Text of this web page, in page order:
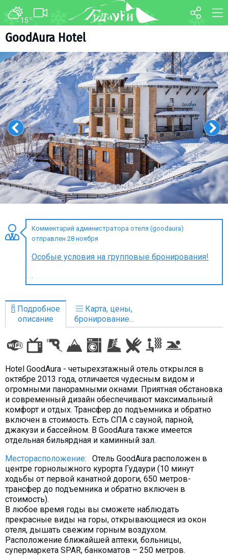
15°C
GoodAura Hotel
Комментарий администратора отеля (goodaura)
отправлен 28 ноября
Особые условия на групповые бронирования!
.
Подробное
описание
Карта, цены,
бронирование...
Hotel GoodAura - четырехэтажный отель открылся в
октябре 2013 года, отличается чудесным видом и
огромными панорамными окнами. Приятная обстановка
и современный дизайн обеспечивают максимальный
комфорт и отдых. Трансфер до подъемника и обратно
включен в стоимость. Есть СПА с сауной, парной,
джакузи и бассейном. В GoodAura также имеется
отдельная бильярдная и каминный зал.
Месторасположение:
Отель GoodAura расположен в
центре горнолыжного курорта Гудаури (10 минут
ходьбы от первой канатной дороги, 650 метров-
трансфер до подъемника и обратно включен в
стоимость).
В любое время годы вы сможете наблюдать
прекрасные виды на горы, открывающиеся из окон
отеля, дышать свежим горным воздухом.
Расположение ближайшей аптеки, больницы,
супермаркета SPAR, банкоматов – 250 метров.
ФОРУМ
WEBCAM
ТРАНСФЕР
О курорте
Схема трасс
Ски-пасс
Инструкторы
Прокат
Ски-сервис
Дети в Гудаури
Развлечения
Календарь событий
Гудаури
INFO
ПРОЖИВАНИЕ
Квартиры
Коттеджи
%
Горячие предложения
Казбеги
Другое
ГРУЗИЯ
О Грузии
Что пить?
Деньги
Мобильная связь
Галерея
Отчеты
Безопасность